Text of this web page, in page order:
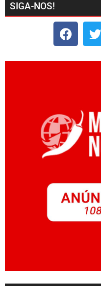
SIGA-NOS!